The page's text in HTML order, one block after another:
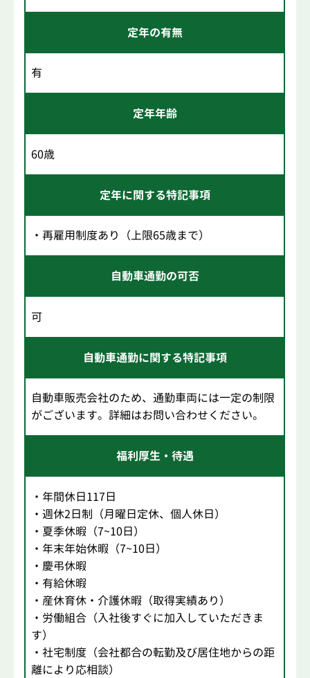
定年の有無
有
定年年齢
60歳
定年に関する特記事項
・再雇用制度あり（上限65歳まで）
自動車通勤の可否
可
自動車通勤に関する特記事項
自動車販売会社のため、通勤車両には一定の制限
がございます。詳細はお問い合わせください。
福利厚生・待遇
・年間休日117日
・週休2日制（月曜日定休、個人休日）
・夏季休暇（7~10日）
・年末年始休暇（7~10日）
・慶弔休暇
・有給休暇
・産休育休・介護休暇（取得実績あり）
・労働組合（入社後すぐに加入していただきま
す）
・社宅制度（会社都合の転勤及び居住地からの距
離により応相談）